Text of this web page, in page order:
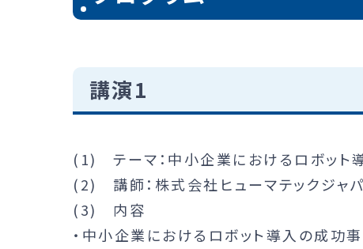
講演1
(1) テーマ：中小企業におけるロボット
(2) 講師：株式会社ヒューマテック
(3) 内容
・中小企業におけるロボット導入の成功